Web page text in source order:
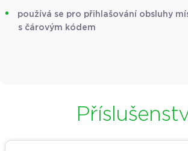
používá se pro přihlašování obsluhy
s čárovým kódem